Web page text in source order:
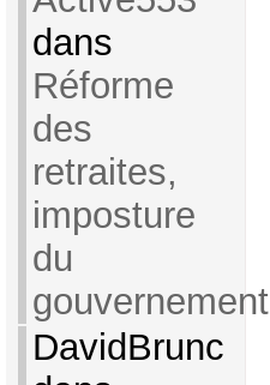
dans
Réforme
des
retraites,
imposture
du
gouvernement
DavidBrunc